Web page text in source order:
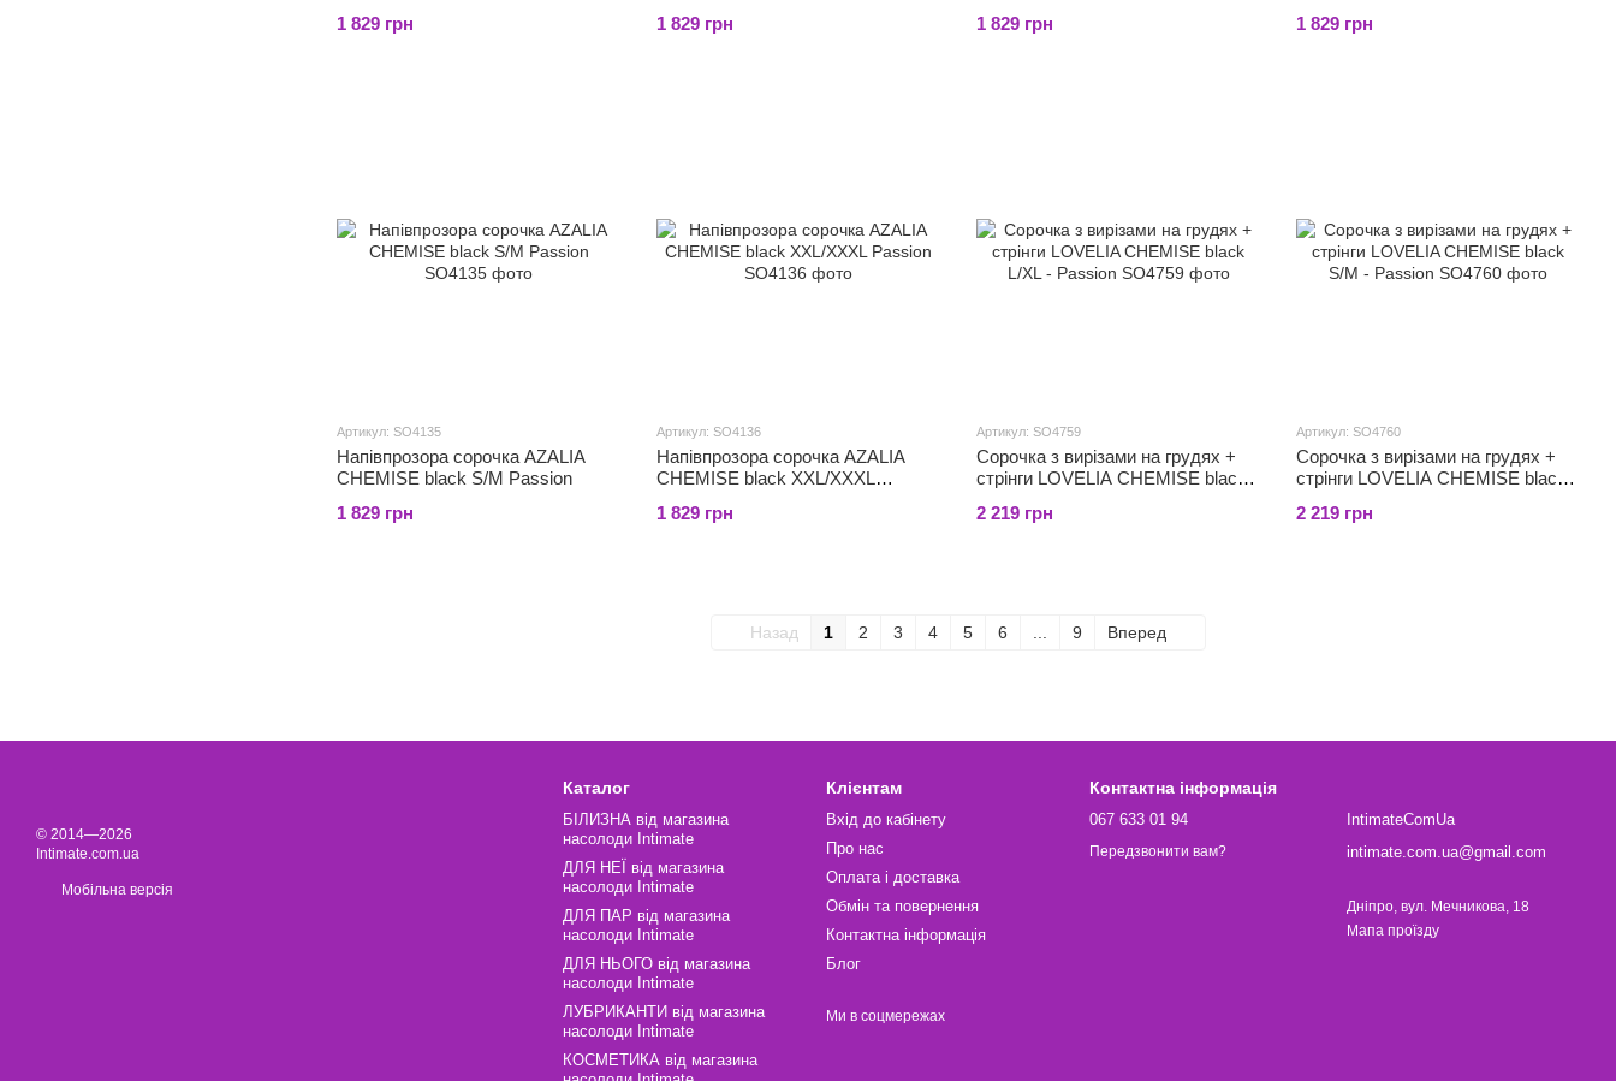
1 829 грн 1 829 грн 1 829 грн
1 829 грн
Артикул: SO4135
Напівпрозора сорочка AZALIA
CHEMISE black S/M Passion
1 829 грн
Артикул: SO4136
Напівпрозора сорочка AZALIA
CHEMISE black XXL/XXXL
1 829 грн
Артикул: SO4759
Сорочка з вирізами на грудях +
стрінги LOVELIA CHEMISE black
2 219 грн
Артикул: SO4760
Сорочка з вирізами на грудях +
стрінги LOVELIA CHEMISE black
2 219 грн
Назад 1 2 3 4 5 6 9 Вперед
© 2014—2026
Intimate.com.ua
Мобільна версія
Каталог
БІЛИЗНА від магазина
насолоди Intimate
ДЛЯ НЕЇ від магазина
насолоди Intimate
ДЛЯ ПАР від магазина
насолоди Intimate
ДЛЯ НЬОГО від магазина
насолоди Intimate
ЛУБРИКАНТИ від магазина
насолоди Intimate
КОСМЕТИКА від магазина
Клієнтам
Вхід до кабінету
Про нас
Оплата і доставка
Обмін та повернення
Контактна інформація
Блог
Ми в соцмережах
Контактна інформація
067 633 01 94
Передзвонити вам?
IntimateComUa
intimate.com.ua@gmail.com
Дніпро, вул. Мечникова, 18
Мапа проїзду